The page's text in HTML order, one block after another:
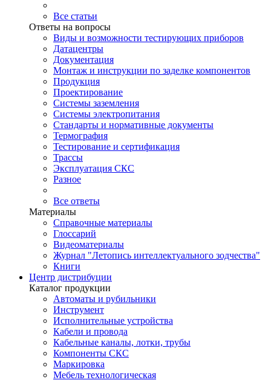
Все статьи
Ответы на вопросы
Виды и возможности тестирующих приборов
Датацентры
Документация
Монтаж и инструкции по заделке компонентов
Продукция
Проектирование
Системы заземления
Системы электропитания
Стандарты и нормативные документы
Термография
Тестирование и сертификация
Трассы
Эксплуатация СКС
Разное
Все ответы
Материалы
Справочные материалы
Глоссарий
Видеоматериалы
Журнал "Летопись интеллектуального зодчества"
Книги
Центр дистрибуции
Каталог продукции
Автоматы и рубильники
Инструмент
Исполнительные устройства
Кабели и провода
Кабельные каналы, лотки, трубы
Компоненты СКС
Маркировка
Мебель технологическая